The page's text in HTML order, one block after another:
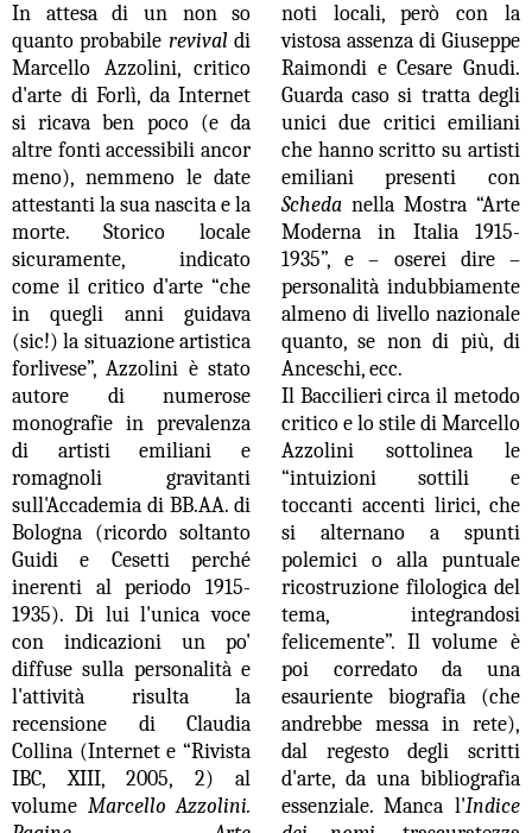
In attesa di un non so
quanto probabile revival di
Marcello Azzolini, critico
d'arte di Forlì, da Internet
si ricava ben poco (e da
altre fonti accessibili ancor
meno), nemmeno le date
attestanti la sua nascita e la
morte. Storico locale
sicuramente, indicato
come il critico d'arte “che
in quegli anni guidava
(sic!) la situazione artistica
forlivese”, Azzolini è stato
autore di numerose
monografie in prevalenza
di artisti emiliani e
romagnoli gravitanti
sull'Accademia di BB.AA. di
Bologna (ricordo soltanto
Guidi e Cesetti perché
inerenti al periodo 1915-
1935). Di lui l'unica voce
con indicazioni un po'
diffuse sulla personalità e
l'attività risulta la
recensione di Claudia
Collina (Internet e “Rivista
IBC, XIII, 2005, 2) al
volume Marcello Azzolini.
noti locali, però con la
vistosa assenza di Giuseppe
Raimondi e Cesare Gnudi.
Guarda caso si tratta degli
unici due critici emiliani
che hanno scritto su artisti
emiliani presenti con
Scheda nella Mostra “Arte
Moderna in Italia 1915-
1935”, e – oserei dire –
personalità indubbiamente
almeno di livello nazionale
quanto, se non di più, di
Anceschi, ecc.
Il Baccilieri circa il metodo
critico e lo stile di Marcello
Azzolini sottolinea le
“intuizioni sottili e
toccanti accenti lirici, che
si alternano a spunti
polemici o alla puntuale
ricostruzione filologica del
tema, integrandosi
felicemente”. Il volume è
poi corredato da una
esauriente biografia (che
andrebbe messa in rete),
dal regesto degli scritti
d'arte, da una bibliografia
essenziale. Manca l'Indice